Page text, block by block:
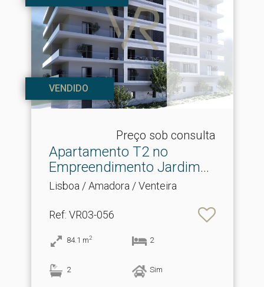
VENDIDO
Preço sob consulta
Apartamento T2 no
Empreendimento Jardim
do Pa.​..
Lisboa / Amadora / Venteira
Ref: VR03-056
84.1 m2 2
2 Sim